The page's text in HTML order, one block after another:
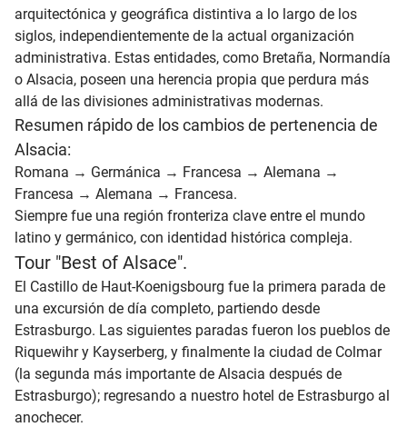
arquitectónica y geográfica distintiva a lo largo de los
siglos, independientemente de la actual organización
administrativa. Estas entidades, como Bretaña, Normandía
o Alsacia, poseen una herencia propia que perdura más
allá de las divisiones administrativas modernas.
Resumen rápido de los cambios de pertenencia de
Alsacia:
Romana → Germánica → Francesa → Alemana →
Francesa → Alemana → Francesa.
Siempre fue una región fronteriza clave entre el mundo
latino y germánico, con identidad histórica compleja.
Tour "Best of Alsace".
El Castillo de Haut-Koenigsbourg fue la primera parada de
una excursión de día completo, partiendo desde
Estrasburgo. Las siguientes paradas fueron los pueblos de
Riquewihr y Kayserberg, y finalmente la ciudad de Colmar
(la segunda más importante de Alsacia después de
Estrasburgo); regresando a nuestro hotel de Estrasburgo al
anochecer.